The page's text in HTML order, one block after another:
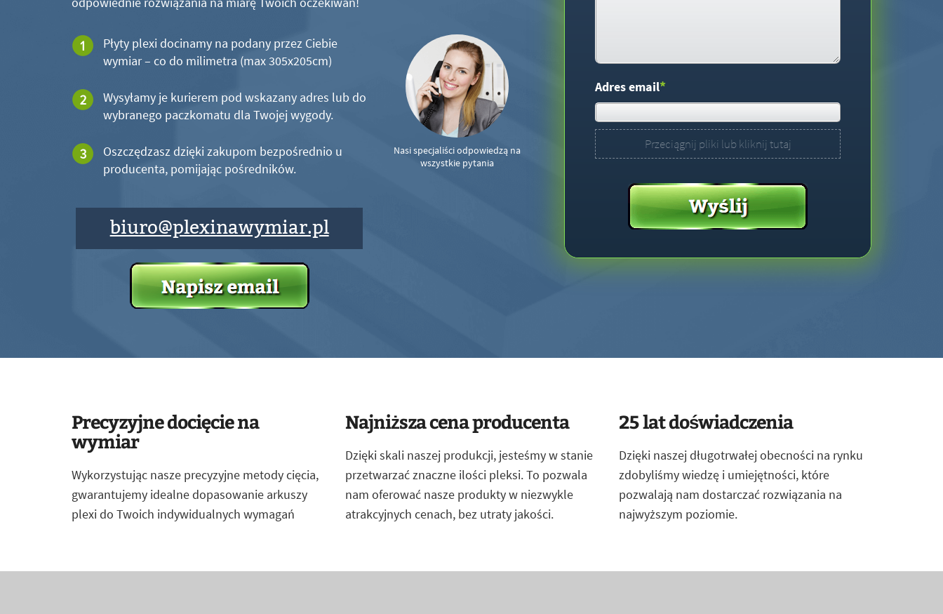
Płyty plexi docinamy na podany przez Ciebie
wymiar – co do milimetra (max 305x205cm)
Wysyłamy je kurierem pod wskazany adres lub do
wybranego paczkomatu dla Twojej wygody.
Oszczędzasz dzięki zakupom bezpośrednio u
producenta, pomijając pośredników.
biuro@plexinawymiar.pl
Nasi specjaliści odpowiedzą na
wszystkie pytania
Adres email*
Przeciągnij pliki lub kliknij tutaj
Precyzyjne docięcie na
wymiar
Wykorzystując nasze precyzyjne metody cięcia,
gwarantujemy idealne dopasowanie arkuszy
plexi do Twoich indywidualnych wymagań
Najniższa cena producenta
Dzięki skali naszej produkcji, jesteśmy w stanie
przetwarzać znaczne ilości pleksi. To pozwala
nam oferować nasze produkty w niezwykle
atrakcyjnych cenach, bez utraty jakości.
25 lat doświadczenia
Dzięki naszej długotrwałej obecności na rynku
zdobyliśmy wiedzę i umiejętności, które
pozwalają nam dostarczać rozwiązania na
najwyższym poziomie.